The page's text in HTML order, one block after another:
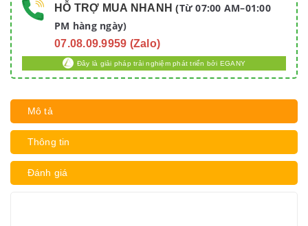
HỖ TRỢ MUA NHANH (Từ 07:00 AM–01:00
PM hàng ngày)
07.08.09.9959 (Zalo)
Đây là giải pháp trải nghiệm phát triển bởi EGANY
Mô tả
Thông tin
Đánh giá